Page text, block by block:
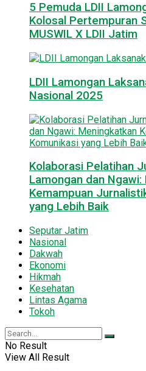
5 Pemuda LDII
Kolosal Pertempuran
MUSWIL X LDII Jatim
LDII Lamongan
Nasional 2025
Kolaborasi Pelatihan
Lamongan dan
Kemampuan
yang Lebih Baik
Seputar Jatim
Nasional
Dakwah
Ekonomi
Hikmah
Kesehatan
Lintas Agama
Tokoh
No Result
View All Result